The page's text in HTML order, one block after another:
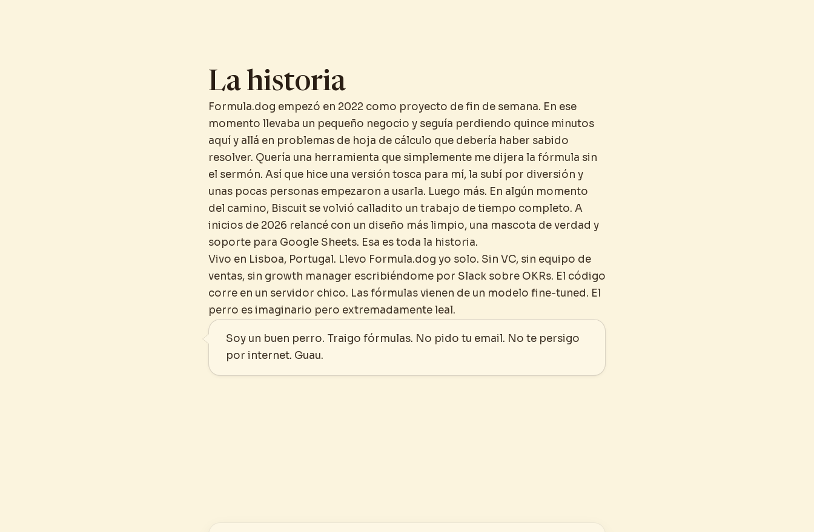
La historia
Formula.dog empezó en 2022 como proyecto de fin de semana. En ese
momento llevaba un pequeño negocio y seguía perdiendo quince minutos
aquí y allá en problemas de hoja de cálculo que debería haber sabido
resolver. Quería una herramienta que simplemente me dijera la fórmula sin
el sermón. Así que hice una versión tosca para mí, la subí por diversión y
unas pocas personas empezaron a usarla. Luego más. En algún momento
del camino, Biscuit se volvió calladito un trabajo de tiempo completo. A
inicios de 2026 relancé con un diseño más limpio, una mascota de verdad y
soporte para Google Sheets. Esa es toda la historia.
Vivo en Lisboa, Portugal. Llevo Formula.dog yo solo. Sin VC, sin equipo de
ventas, sin growth manager escribiéndome por Slack sobre OKRs. El código
corre en un servidor chico. Las fórmulas vienen de un modelo fine-tuned. El
perro es imaginario pero extremadamente leal.
Soy un buen perro. Traigo fórmulas. No pido tu email. No te persigo
por internet. Guau.